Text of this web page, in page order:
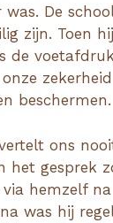
De
zijn. Toen
beschermen.
ons
het
hemzelf
was hij